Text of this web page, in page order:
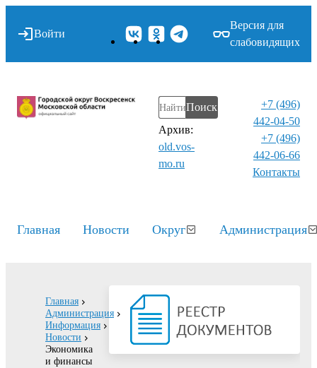
Войти
Версия для
слабовидящих
Поиск
Архив:
old.vos-
mo.ru
+7 (496)
442-04-50
+7 (496)
442-06-66
Контакты⁠
Главная Новости Округ Администрация
Главная
Администрация
Информация
Новости
Экономика
и финансы